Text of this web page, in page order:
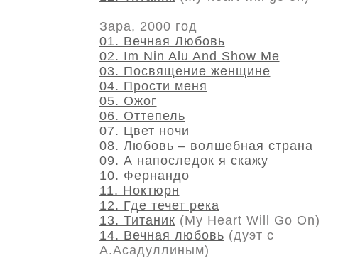
Зара, 2000 год
01. Вечная Любовь
02. Im Nin Alu And Show Me
03. Посвящение женщине
04. Прости меня
05. Ожог
06. Оттепель
07. Цвет ночи
08. Любовь – волшебная страна
09. А напоследок я скажу
10. Фернандо
11. Ноктюрн
12. Где течет река
13. Титаник (My Heart Will Go On)
14. Вечная любовь (дуэт с
А.Асадуллиным)